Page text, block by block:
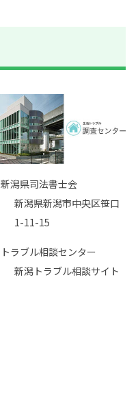
新潟県司法書士会
新潟県新潟市中央区笹口
1-11-15
トラブル相談センター
新潟トラブル相談サイト